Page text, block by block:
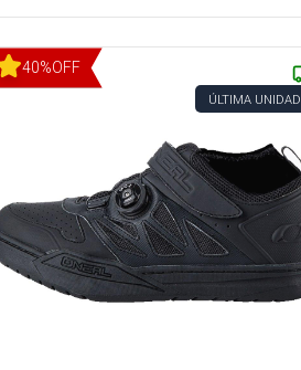
40%OFF
ÚLTIMA UNIDAD